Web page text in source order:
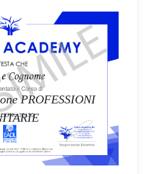
PROFESSIONI